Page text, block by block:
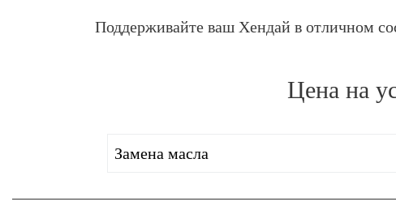
Поддерживайте ваш Хендай в отличном
Цена на
Замена масла